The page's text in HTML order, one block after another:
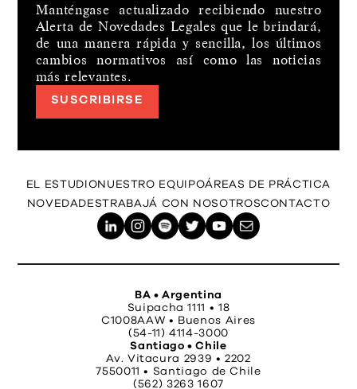
Manténgase actualizado recibiendo nuestro
Alerta de Novedades Legales que le brindará,
de una manera rápida y sencilla, los últimos
cambios normativos así como las noticias
más relevantes.
SUSCRIBIRSE
EL ESTUDIONUESTRO EQUIPOÁREAS DE PRÁCTICA
NOVEDADESTRABAJÁ CON NOSOTROSCONTACTO
BA • Argentina
Suipacha 1111 • 18
C1008AAW • Buenos Aires
(54-11) 4114-3000
Santiago • Chile
Av. Vitacura 2939 • 2202
7550011 • Santiago de Chile
(562) 3263 1607